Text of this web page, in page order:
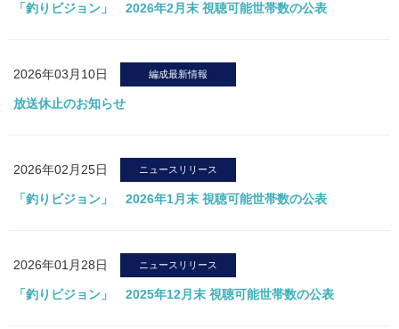
「釣りビジョン」 2026年2月末 視聴可能世帯数の公表
2026年03月10日 編成最新情報
放送休止のお知らせ
2026年02月25日 ニュースリリース
「釣りビジョン」 2026年1月末 視聴可能世帯数の公表
2026年01月28日 ニュースリリース
「釣りビジョン」 2025年12月末 視聴可能世帯数の公表